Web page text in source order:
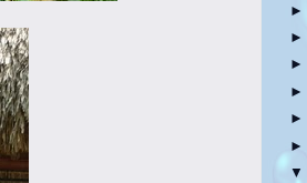
►
►
►
►
►
►
▼